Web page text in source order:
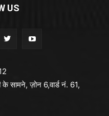
US
के सामने, ज़ोन 6,वार्ड नं. 61,